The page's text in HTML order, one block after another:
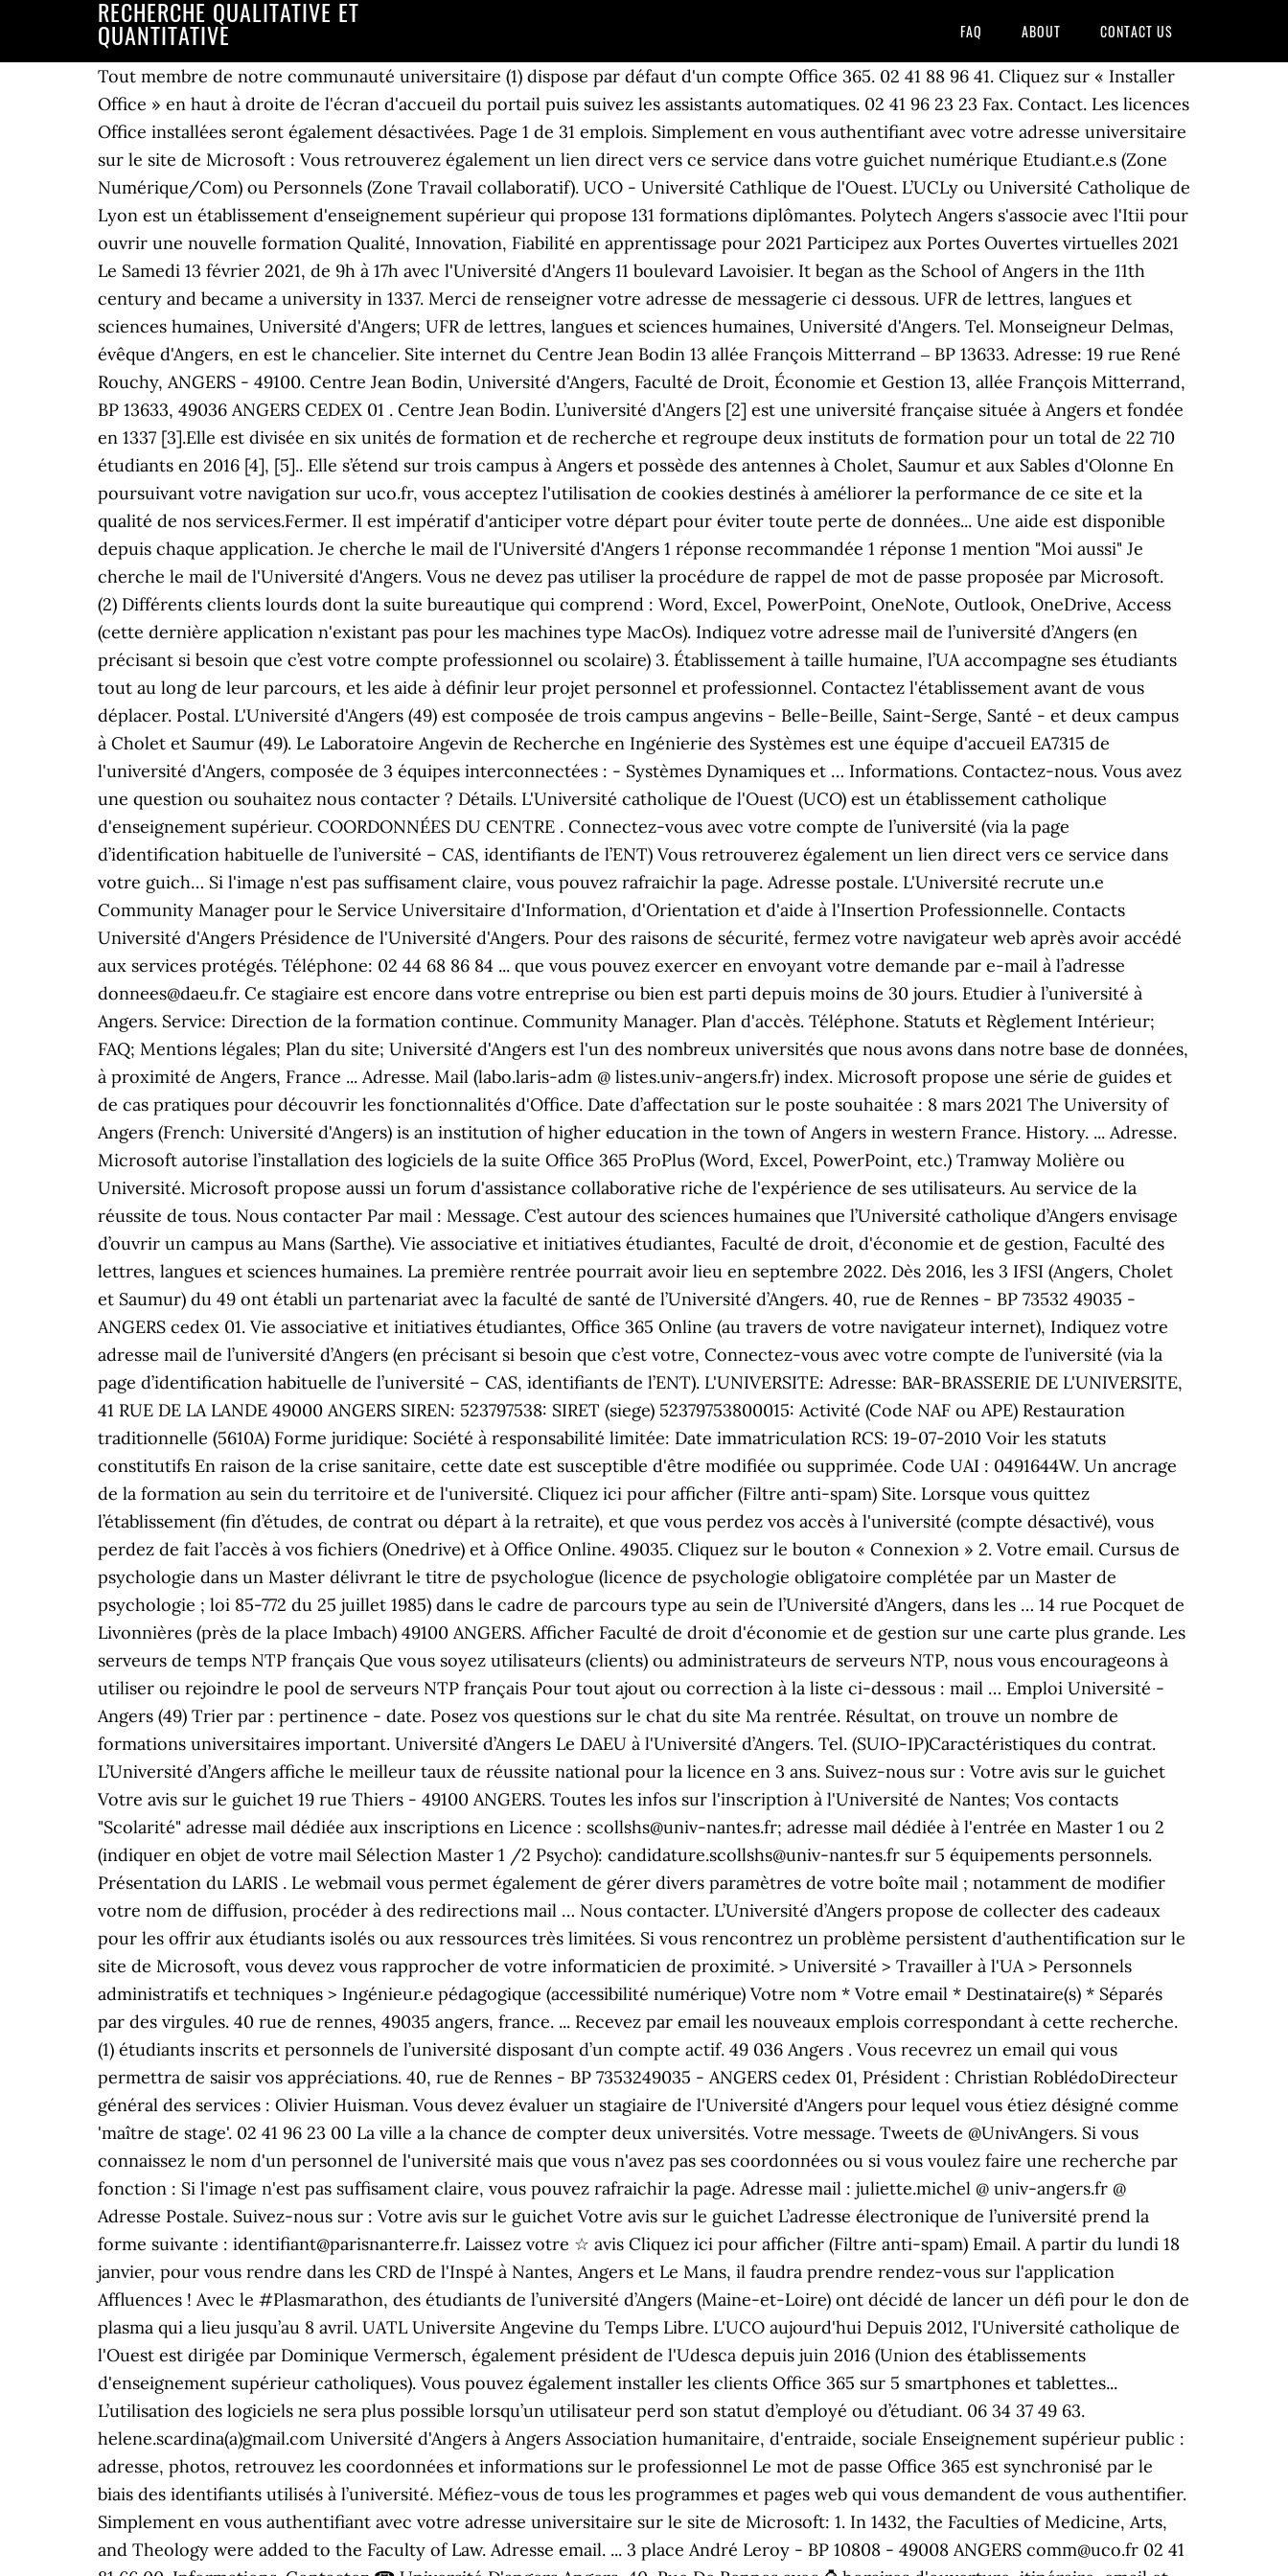
RECHERCHE QUALITATIVE ET
QUANTITATIVE FAQ ABOUT CONTACT US
Tout membre de notre communauté universitaire (1) dispose par défaut d'un compte Office 365. 02 41 88 96 41. Cliquez sur « Installer Office » en haut à droite de l'écran d'accueil du portail puis suivez les assistants automatiques. 02 41 96 23 23 Fax. Contact. Les licences Office installées seront également désactivées. Page 1 de 31 emplois. Simplement en vous authentifiant avec votre adresse universitaire sur le site de Microsoft : Vous retrouverez également un lien direct vers ce service dans votre guichet numérique Etudiant.e.s (Zone Numérique/Com) ou Personnels (Zone Travail collaboratif). UCO - Université Cathlique de l'Ouest. L’UCLy ou Université Catholique de Lyon est un établissement d'enseignement supérieur qui propose 131 formations diplômantes. Polytech Angers s'associe avec l'Itii pour ouvrir une nouvelle formation Qualité, Innovation, Fiabilité en apprentissage pour 2021 Participez aux Portes Ouvertes virtuelles 2021 Le Samedi 13 février 2021, de 9h à 17h avec l'Université d'Angers 11 boulevard Lavoisier. It began as the School of Angers in the 11th century and became a university in 1337. Merci de renseigner votre adresse de messagerie ci dessous. UFR de lettres, langues et sciences humaines, Université d'Angers; UFR de lettres, langues et sciences humaines, Université d'Angers. Tel. Monseigneur Delmas, évêque d'Angers, en est le chancelier. Site internet du Centre Jean Bodin 13 allée François Mitterrand ‒ BP 13633. Adresse: 19 rue René Rouchy, ANGERS - 49100. Centre Jean Bodin, Université d'Angers, Faculté de Droit, Économie et Gestion 13, allée François Mitterrand, BP 13633, 49036 ANGERS CEDEX 01 . Centre Jean Bodin. L’université d'Angers [2] est une université française située à Angers et fondée en 1337 [3].Elle est divisée en six unités de formation et de recherche et regroupe deux instituts de formation pour un total de 22 710 étudiants en 2016 [4], [5].. Elle s’étend sur trois campus à Angers et possède des antennes à Cholet, Saumur et aux Sables d'Olonne En poursuivant votre navigation sur uco.fr, vous acceptez l'utilisation de cookies destinés à améliorer la performance de ce site et la qualité de nos services.Fermer. Il est impératif d'anticiper votre départ pour éviter toute perte de données... Une aide est disponible depuis chaque application. Je cherche le mail de l'Université d'Angers 1 réponse recommandée 1 réponse 1 mention "Moi aussi" Je cherche le mail de l'Université d'Angers. Vous ne devez pas utiliser la procédure de rappel de mot de passe proposée par Microsoft. (2) Différents clients lourds dont la suite bureautique qui comprend : Word, Excel, PowerPoint, OneNote, Outlook, OneDrive, Access (cette dernière application n'existant pas pour les machines type MacOs). Indiquez votre adresse mail de l’université d’Angers (en précisant si besoin que c’est votre compte professionnel ou scolaire) 3. Établissement à taille humaine, l’UA accompagne ses étudiants tout au long de leur parcours, et les aide à définir leur projet personnel et professionnel. Contactez l'établissement avant de vous déplacer. Postal. L'Université d'Angers (49) est composée de trois campus angevins - Belle-Beille, Saint-Serge, Santé - et deux campus à Cholet et Saumur (49). Le Laboratoire Angevin de Recherche en Ingénierie des Systèmes est une équipe d'accueil EA7315 de l'université d'Angers, composée de 3 équipes interconnectées : - Systèmes Dynamiques et … Informations. Contactez-nous. Vous avez une question ou souhaitez nous contacter ? Détails. L'Université catholique de l'Ouest (UCO) est un établissement catholique d'enseignement supérieur. COORDONNÉES DU CENTRE . Connectez-vous avec votre compte de l’université (via la page d’identification habituelle de l’université – CAS, identifiants de l’ENT) Vous retrouverez également un lien direct vers ce service dans votre guich… Si l'image n'est pas suffisament claire, vous pouvez rafraichir la page. Adresse postale. L'Université recrute un.e Community Manager pour le Service Universitaire d'Information, d'Orientation et d'aide à l'Insertion Professionnelle. Contacts Université d'Angers Présidence de l'Université d'Angers. Pour des raisons de sécurité, fermez votre navigateur web après avoir accédé aux services protégés. Téléphone: 02 44 68 86 84 ... que vous pouvez exercer en envoyant votre demande par e-mail à l’adresse donnees@daeu.fr. Ce stagiaire est encore dans votre entreprise ou bien est parti depuis moins de 30 jours. Etudier à l’université à Angers. Service: Direction de la formation continue. Community Manager. Plan d'accès. Téléphone. Statuts et Règlement Intérieur; FAQ; Mentions légales; Plan du site; Université d'Angers est l'un des nombreux universités que nous avons dans notre base de données, à proximité de Angers, France ... Adresse. Mail (labo.laris-adm @ listes.univ-angers.fr) index. Microsoft propose une série de guides et de cas pratiques pour découvrir les fonctionnalités d'Office. Date d’affectation sur le poste souhaitée : 8 mars 2021 The University of Angers (French: Université d'Angers) is an institution of higher education in the town of Angers in western France. History. ... Adresse. Microsoft autorise l’installation des logiciels de la suite Office 365 ProPlus (Word, Excel, PowerPoint, etc.) Tramway Molière ou Université. Microsoft propose aussi un forum d'assistance collaborative riche de l'expérience de ses utilisateurs. Au service de la réussite de tous. Nous contacter Par mail : Message. C’est autour des sciences humaines que l’Université catholique d’Angers envisage d’ouvrir un campus au Mans (Sarthe). Vie associative et initiatives étudiantes, Faculté de droit, d'économie et de gestion, Faculté des lettres, langues et sciences humaines. La première rentrée pourrait avoir lieu en septembre 2022. Dès 2016, les 3 IFSI (Angers, Cholet et Saumur) du 49 ont établi un partenariat avec la faculté de santé de l’Université d’Angers. 40, rue de Rennes - BP 73532 49035 - ANGERS cedex 01. Vie associative et initiatives étudiantes, Office 365 Online (au travers de votre navigateur internet), Indiquez votre adresse mail de l’université d’Angers (en précisant si besoin que c’est votre, Connectez-vous avec votre compte de l’université (via la page d’identification habituelle de l’université – CAS, identifiants de l’ENT). L'UNIVERSITE: Adresse: BAR-BRASSERIE DE L'UNIVERSITE, 41 RUE DE LA LANDE 49000 ANGERS SIREN: 523797538: SIRET (siege) 52379753800015: Activité (Code NAF ou APE) Restauration traditionnelle (5610A) Forme juridique: Société à responsabilité limitée: Date immatriculation RCS: 19-07-2010 Voir les statuts constitutifs En raison de la crise sanitaire, cette date est susceptible d'être modifiée ou supprimée. Code UAI : 0491644W. Un ancrage de la formation au sein du territoire et de l'université. Cliquez ici pour afficher (Filtre anti-spam) Site. Lorsque vous quittez l’établissement (fin d’études, de contrat ou départ à la retraite), et que vous perdez vos accès à l'université (compte désactivé), vous perdez de fait l’accès à vos fichiers (Onedrive) et à Office Online. 49035. Cliquez sur le bouton « Connexion » 2. Votre email. Cursus de psychologie dans un Master délivrant le titre de psychologue (licence de psychologie obligatoire complétée par un Master de psychologie ; loi 85-772 du 25 juillet 1985) dans le cadre de parcours type au sein de l’Université d’Angers, dans les … 14 rue Pocquet de Livonnières (près de la place Imbach) 49100 ANGERS. Afficher Faculté de droit d'économie et de gestion sur une carte plus grande. Les serveurs de temps NTP français Que vous soyez utilisateurs (clients) ou administrateurs de serveurs NTP, nous vous encourageons à utiliser ou rejoindre le pool de serveurs NTP français Pour tout ajout ou correction à la liste ci-dessous : mail … Emploi Université - Angers (49) Trier par : pertinence - date. Posez vos questions sur le chat du site Ma rentrée. Résultat, on trouve un nombre de formations universitaires important. Université d’Angers Le DAEU à l'Université d’Angers. Tel. (SUIO-IP)Caractéristiques du contrat. L’Université d’Angers affiche le meilleur taux de réussite national pour la licence en 3 ans. Suivez-nous sur : Votre avis sur le guichet Votre avis sur le guichet 19 rue Thiers - 49100 ANGERS. Toutes les infos sur l'inscription à l'Université de Nantes; Vos contacts "Scolarité" adresse mail dédiée aux inscriptions en Licence : scollshs@univ-nantes.fr; adresse mail dédiée à l'entrée en Master 1 ou 2 (indiquer en objet de votre mail Sélection Master 1 /2 Psycho): candidature.scollshs@univ-nantes.fr sur 5 équipements personnels. Présentation du LARIS . Le webmail vous permet également de gérer divers paramètres de votre boîte mail ; notamment de modifier votre nom de diffusion, procéder à des redirections mail … Nous contacter. L’Université d’Angers propose de collecter des cadeaux pour les offrir aux étudiants isolés ou aux ressources très limitées. Si vous rencontrez un problème persistent d'authentification sur le site de Microsoft, vous devez vous rapprocher de votre informaticien de proximité. > Université > Travailler à l'UA > Personnels administratifs et techniques > Ingénieur.e pédagogique (accessibilité numérique) Votre nom * Votre email * Destinataire(s) * Séparés par des virgules. 40 rue de rennes, 49035 angers, france. ... Recevez par email les nouveaux emplois correspondant à cette recherche. (1) étudiants inscrits et personnels de l’université disposant d’un compte actif. 49 036 Angers . Vous recevrez un email qui vous permettra de saisir vos appréciations. 40, rue de Rennes - BP 7353249035 - ANGERS cedex 01, Président : Christian RoblédoDirecteur général des services : Olivier Huisman. Vous devez évaluer un stagiaire de l'Université d'Angers pour lequel vous étiez désigné comme 'maître de stage'. 02 41 96 23 00 La ville a la chance de compter deux universités. Votre message. Tweets de @UnivAngers. Si vous connaissez le nom d'un personnel de l'université mais que vous n'avez pas se